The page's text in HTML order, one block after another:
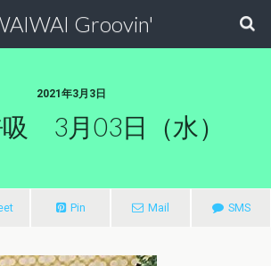
Groovin'
2021年3月3日
3月03日（水）
Pin Mail SMS